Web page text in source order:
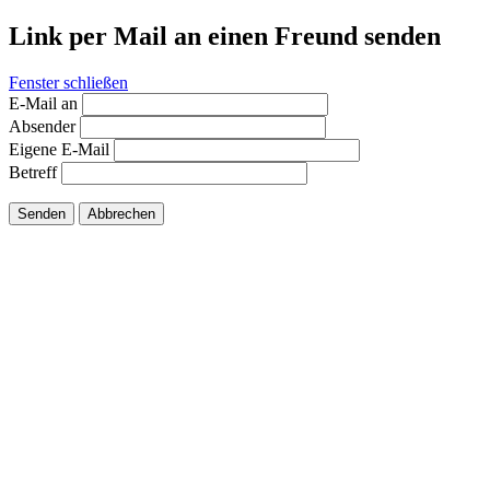
Link per Mail an einen Freund senden
Fenster schließen
E-Mail an
Absender
Eigene E-Mail
Betreff
Senden Abbrechen